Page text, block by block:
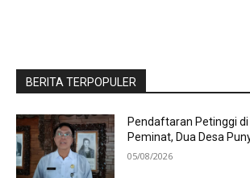
BERITA TERPOPULER
Pendaftaran Petinggi
Peminat, Dua Desa
05/08/2026